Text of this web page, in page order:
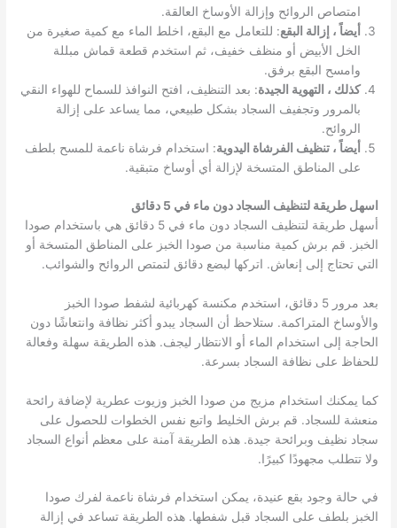
امتصاص الروائح وإزالة الأوساخ العالقة.
أيضاً ، إزالة البقع: للتعامل مع البقع، اخلط الماء مع كمية صغيرة من
الخل الأبيض أو منظف خفيف، ثم استخدم قطعة قماش مبللة
وامسح البقع برفق.
كذلك ، التهوية الجيدة: بعد التنظيف، افتح النوافذ للسماح للهواء النقي
بالمرور وتجفيف السجاد بشكل طبيعي، مما يساعد على إزالة
الروائح.
أيضاً ، تنظيف الفرشاة اليدوية: استخدام فرشاة ناعمة للمسح بلطف
على المناطق المتسخة لإزالة أي أوساخ متبقية.
اسهل طريقة لتنظيف السجاد دون ماء في 5 دقائق
أسهل طريقة لتنظيف السجاد دون ماء في 5 دقائق هي باستخدام صودا
الخبز. قم برش كمية مناسبة من صودا الخبز على المناطق المتسخة أو
التي تحتاج إلى إنعاش. اتركها لبضع دقائق لتمتص الروائح والشوائب.
بعد مرور 5 دقائق، استخدم مكنسة كهربائية لشفط صودا الخبز
والأوساخ المتراكمة. ستلاحظ أن السجاد يبدو أكثر نظافة وانتعاشًا دون
الحاجة إلى استخدام الماء أو الانتظار ليجف. هذه الطريقة سهلة وفعالة
للحفاظ على نظافة السجاد بسرعة.
كما يمكنك استخدام مزيج من صودا الخبز وزيوت عطرية لإضافة رائحة
منعشة للسجاد. قم برش الخليط واتبع نفس الخطوات للحصول على
سجاد نظيف وبرائحة جيدة. هذه الطريقة آمنة على معظم أنواع السجاد
ولا تتطلب مجهودًا كبيرًا.
في حالة وجود بقع عنيدة، يمكن استخدام فرشاة ناعمة لفرك صودا
الخبز بلطف على السجاد قبل شفطها. هذه الطريقة تساعد في إزالة